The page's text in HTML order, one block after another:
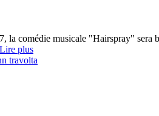
la comédie musicale "Hairspray" sera
Lire plus
travolta